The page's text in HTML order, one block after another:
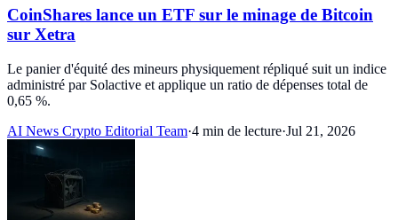
CoinShares lance un ETF sur le minage de Bitcoin
sur Xetra
Le panier d'équité des mineurs physiquement répliqué suit un indice
administré par Solactive et applique un ratio de dépenses total de
0,65 %.
AI News Crypto Editorial Team·4 min de lecture·Jul 21, 2026